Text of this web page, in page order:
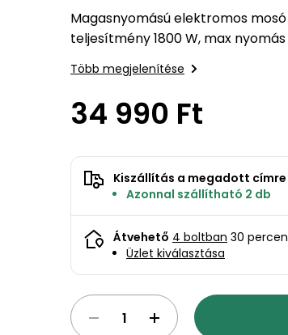
Magasnyomású elektromos
teljesítmény 1800 W, max
max áramlási sebesség 7 l/perc.
Több megjelenítése
34 990 Ft
Kiszállítás a megadott címre
Azonnal szállítható 2 db
Átvehető 4 boltban 30
Üzlet kiválasztása